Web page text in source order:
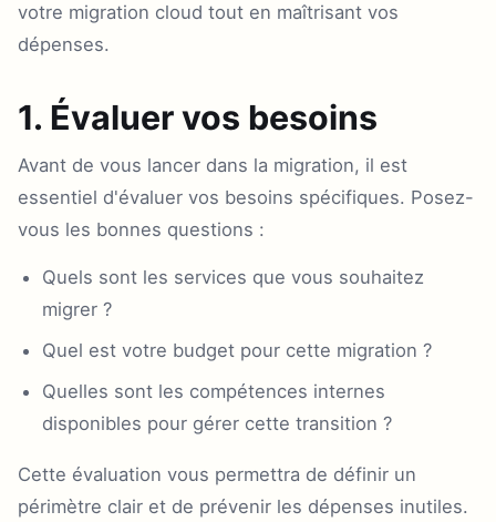
votre migration cloud tout en maîtrisant vos
dépenses.
1. Évaluer vos besoins
Avant de vous lancer dans la migration, il est
essentiel d'évaluer vos besoins spécifiques. Posez-
vous les bonnes questions :
Quels sont les services que vous souhaitez
migrer ?
Quel est votre budget pour cette migration ?
Quelles sont les compétences internes
disponibles pour gérer cette transition ?
Cette évaluation vous permettra de définir un
périmètre clair et de prévenir les dépenses inutiles.